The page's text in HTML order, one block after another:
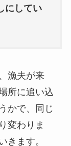
にしてい
漁夫が来
所に追い込
かで、同じ
変わりま
きます。